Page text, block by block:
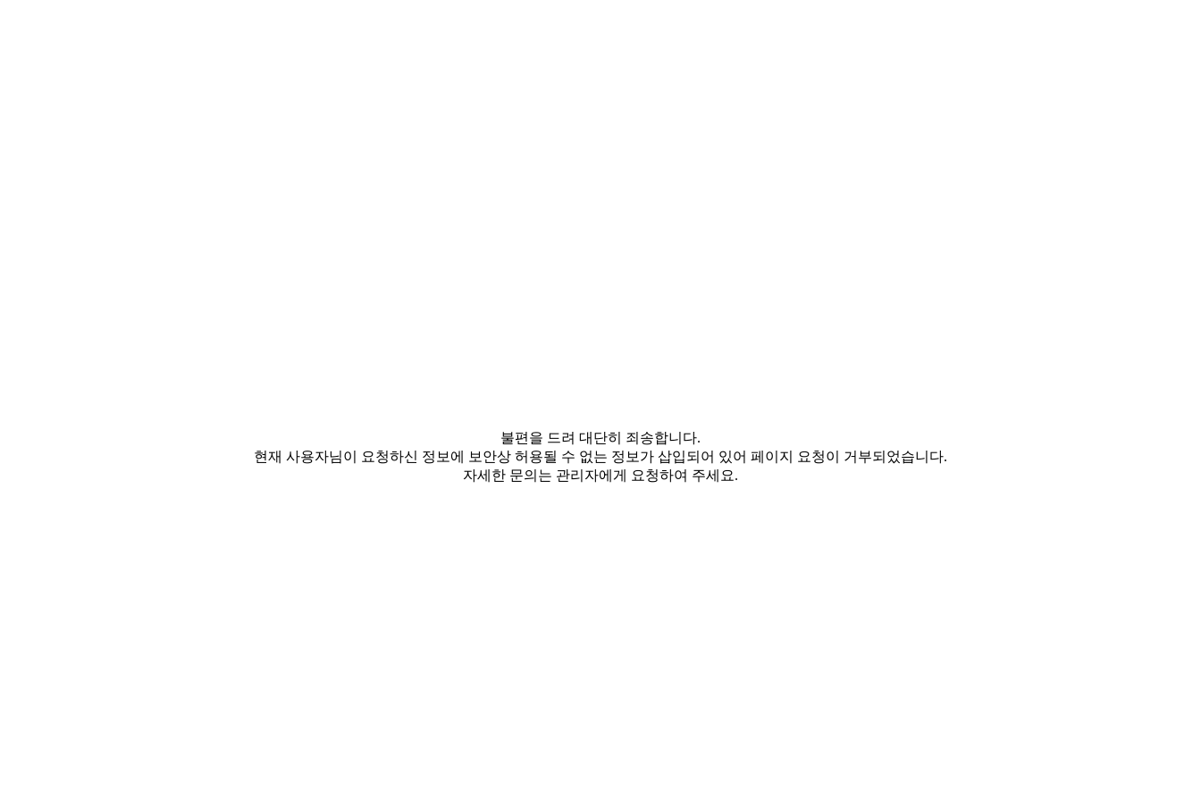
불편을 드려 대단히 죄송합니다.
현재 사용자님이 요청하신 정보에 보안상 허용될 수 없는 정보가 삽입되어 있어 페이지 요청이 거부되었습니다.
자세한 문의는 관리자에게 요청하여 주세요.